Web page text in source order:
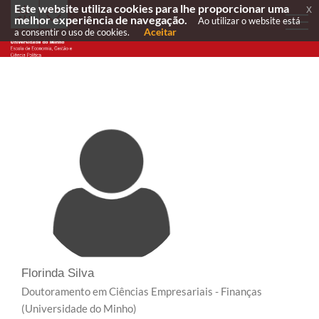
Florinda Silva
Doutoramento em Ciências Empresariais - Finanças
(Universidade do Minho)
Este website utiliza cookies para lhe proporcionar uma
melhor experiência de navegação.
Ao utilizar o website está
a consentir o uso de cookies.
Aceitar
x